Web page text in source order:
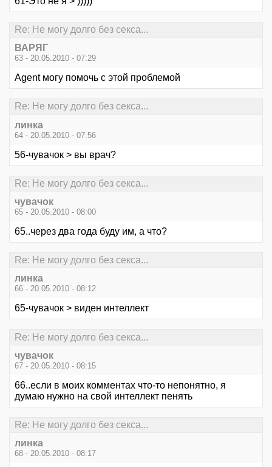
Re: Не могу долго без секса...
ВАРЯГ
63 - 20.05.2010 - 07:29
Agent могу помочь с этой проблемой
Re: Не могу долго без секса...
линка
64 - 20.05.2010 - 07:56
56-чувачок > вы врач?
Re: Не могу долго без секса...
чувачок
65 - 20.05.2010 - 08:00
65..через два года буду им, а что?
Re: Не могу долго без секса...
линка
66 - 20.05.2010 - 08:12
65-чувачок > виден интеллект
Re: Не могу долго без секса...
чувачок
67 - 20.05.2010 - 08:15
66..если в моих комментах что-то непонятно, я
думаю нужно на свой интеллект пенять
Re: Не могу долго без секса...
линка
68 - 20.05.2010 - 08:17